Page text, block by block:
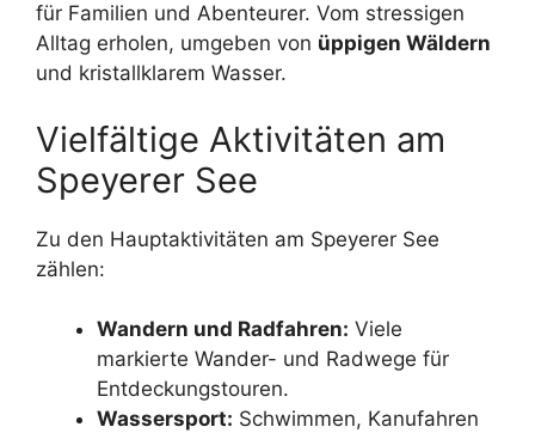
für Familien und Abenteurer. Vom stressigen
Alltag erholen, umgeben von üppigen Wäldern
und kristallklarem Wasser.
Vielfältige Aktivitäten am
Speyerer See
Zu den Hauptaktivitäten am Speyerer See
zählen:
Wandern und Radfahren: Viele
markierte Wander- und Radwege für
Entdeckungstouren.
Wassersport: Schwimmen, Kanufahren